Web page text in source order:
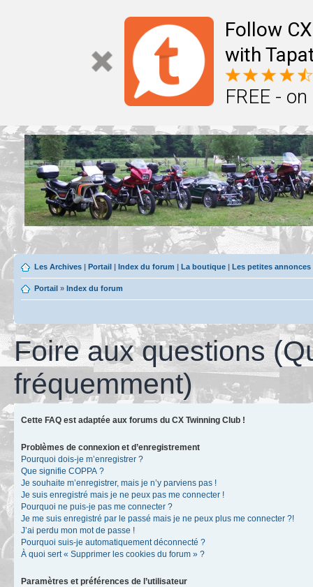
Follow
with
FREE -
Les Archives | Portail | Index du forum | La boutique | Les petites
Portail » Index du forum
Foire aux questions
fréquemment)
Cette FAQ est adaptée aux forums du CX Twinning Club !
Problèmes de connexion et d’enregistrement
Pourquoi dois-je m’enregistrer ?
Que signifie COPPA ?
Je souhaite m’enregistrer, mais je n’y parviens pas !
Je suis enregistré mais je ne peux pas me connecter !
Pourquoi ne puis-je pas me connecter ?
Je me suis enregistré par le passé mais je ne peux plus me connecter ?!
J’ai perdu mon mot de passe !
Pourquoi suis-je automatiquement déconnecté ?
À quoi sert « Supprimer les cookies du forum » ?
Paramètres et préférences de l’utilisateur